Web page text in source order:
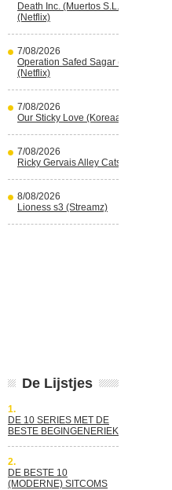
Death Inc. (Muertos S.L.) s4 (Spaans)
(Netflix)
7/08/2026
Operation Safed Sagar (Indisch)
(Netflix)
7/08/2026
Our Sticky Love (Koreaans) (Netflix)
7/08/2026
Ricky Gervais Alley Cats (Netflix)
8/08/2026
Lioness s3 (Streamz)
De Lijstjes
1.
DE 10 SERIES MET DE
BESTE BEGINGENERIEK
2.
DE BESTE 10
(MODERNE) SITCOMS